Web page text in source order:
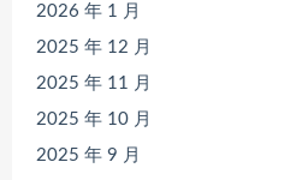
2026 年 1 月
2025 年 12 月
2025 年 11 月
2025 年 10 月
2025 年 9 月